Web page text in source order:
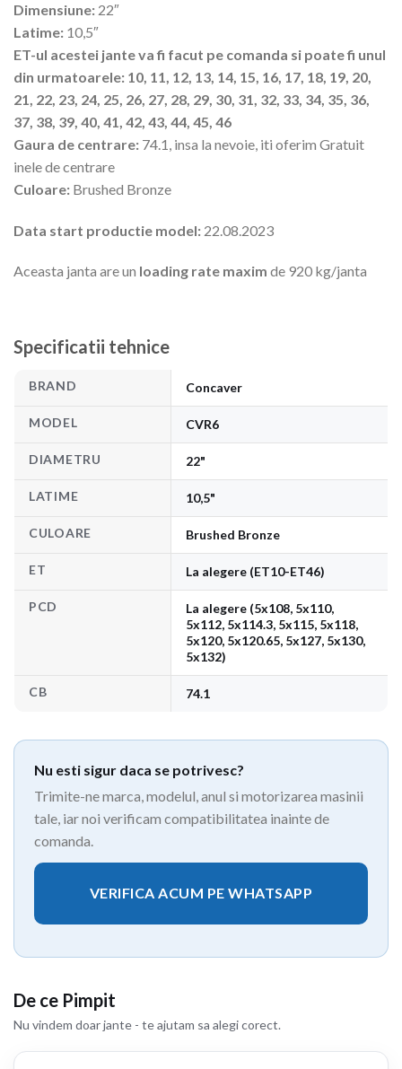
Dimensiune: 22″
Latime: 10,5″
ET-ul acestei jante va fi facut pe comanda si poate fi unul
din urmatoarele: 10, 11, 12, 13, 14, 15, 16, 17, 18, 19, 20,
21, 22, 23, 24, 25, 26, 27, 28, 29, 30, 31, 32, 33, 34, 35, 36,
37, 38, 39, 40, 41, 42, 43, 44, 45, 46
Gaura de centrare: 74.1, insa la nevoie, iti oferim Gratuit
inele de centrare
Culoare: Brushed Bronze
Data start productie model: 22.08.2023
Aceasta janta are un loading rate maxim de 920 kg/janta
Specificatii tehnice
BRAND Concaver
MODEL CVR6
DIAMETRU 22"
LATIME 10,5"
CULOARE Brushed Bronze
ET La alegere (ET10-ET46)
PCD
La alegere (5x108, 5x110,
5x112, 5x114.3, 5x115, 5x118,
5x120, 5x120.65, 5x127, 5x130,
5x132)
CB 74.1
Nu esti sigur daca se potrivesc?
Trimite-ne marca, modelul, anul si motorizarea masinii
tale, iar noi verificam compatibilitatea inainte de
comanda.
VERIFICA ACUM PE WHATSAPP
De ce Pimpit
Nu vindem doar jante - te ajutam sa alegi corect.